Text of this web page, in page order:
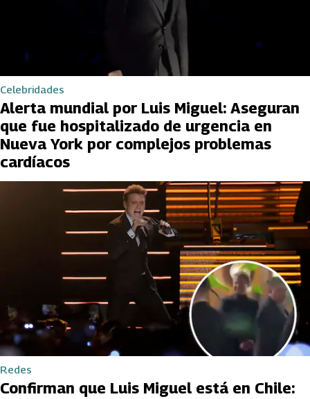
Celebridades
Alerta mundial por Luis Miguel: Aseguran
que fue hospitalizado de urgencia en
Nueva York por complejos problemas
cardíacos
Redes
Confirman que Luis Miguel está en Chile: